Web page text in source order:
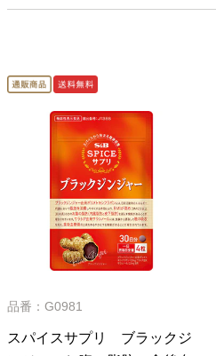
品番：G0981
スパイスサプリ ブラックジ